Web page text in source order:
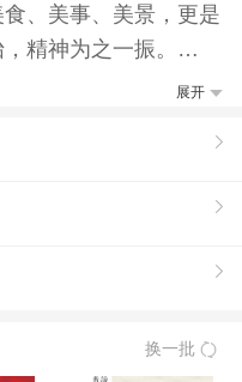
、美事、美景，更是
精神为之一振。
，更有升级。整本书
的新文章，特别收录
录了“蔡澜微语”，同
展开
换一批